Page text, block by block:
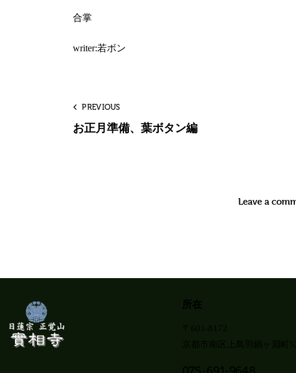
合掌
writer:若ボン
PREVIOUS
お正月準備、葉ボタン編
Leave a
所在
〒601-8172
京都市南区上鳥羽鍋ヶ淵町